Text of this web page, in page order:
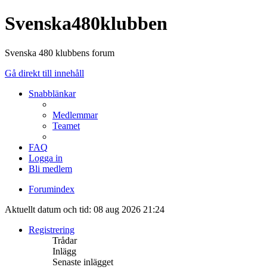
Svenska480klubben
Svenska 480 klubbens forum
Gå direkt till innehåll
Snabblänkar
Medlemmar
Teamet
FAQ
Logga in
Bli medlem
Forumindex
Aktuellt datum och tid: 08 aug 2026 21:24
Registrering
Trådar
Inlägg
Senaste inlägget